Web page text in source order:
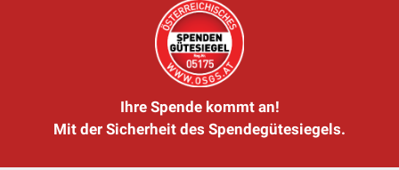
Ihre Spende kommt an!
Mit der Sicherheit des Spendegütesiegels.